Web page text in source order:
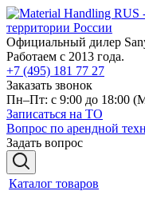
Официальный дилер
Работаем с 2013 года.
+7 (495) 181 77 27
Заказать звонок
Пн–Пт: с 9:00 до 18:00
Записаться на ТО
Вопрос по арендной
Задать вопрос
Каталог товаров